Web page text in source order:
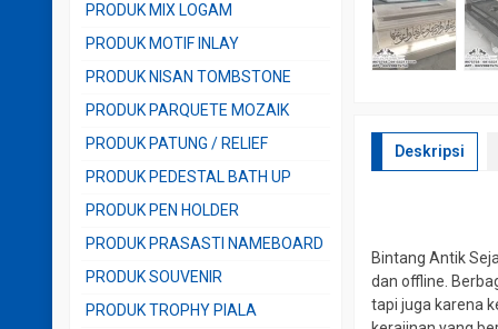
Deskripsi
Bintang Antik
dan offline.
tapi juga karena
PRODUK MIX LOGAM
PRODUK MOTIF INLAY
PRODUK NISAN TOMBSTONE
PRODUK PARQUETE MOZAIK
PRODUK PATUNG / RELIEF
PRODUK PEDESTAL BATH UP
PRODUK PEN HOLDER
PRODUK PRASASTI NAMEBOARD
PRODUK SOUVENIR
PRODUK TROPHY PIALA